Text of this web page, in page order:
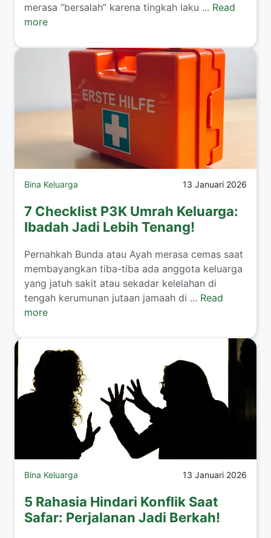
merasa “bersalah” karena tingkah laku ... Read
more
Bina Keluarga 13 Januari 2026
7 Checklist P3K Umrah Keluarga:
Ibadah Jadi Lebih Tenang!
​Pernahkah Bunda atau Ayah merasa cemas saat
membayangkan tiba-tiba ada anggota keluarga
yang jatuh sakit atau sekadar kelelahan di
tengah kerumunan jutaan jamaah di ... Read
more
Bina Keluarga 13 Januari 2026
5 Rahasia Hindari Konflik Saat
Safar: Perjalanan Jadi Berkah!